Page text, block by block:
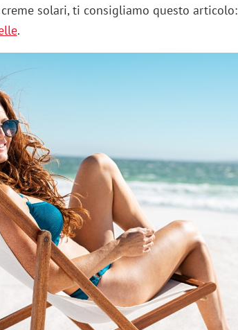
solari, ti consigliamo questo articolo:
.